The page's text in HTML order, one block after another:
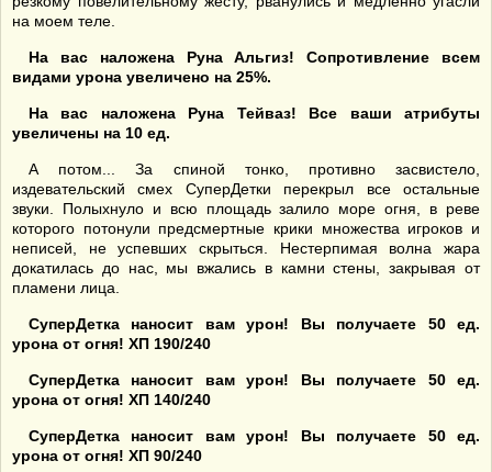
на моем теле.
На вас наложена Руна Альгиз! Сопротивление всем
видами урона увеличено на 25%.
На вас наложена Руна Тейваз! Все ваши атрибуты
увеличены на 10 ед.
А потом... За спиной тонко, противно засвистело,
издевательский смех СуперДетки перекрыл все остальные
звуки. Полыхнуло и всю площадь залило море огня, в реве
которого потонули предсмертные крики множества игроков и
неписей, не успевших скрыться. Нестерпимая волна жара
докатилась до нас, мы вжались в камни стены, закрывая от
пламени лица.
СуперДетка наносит вам урон! Вы получаете 50 ед.
урона от огня! ХП 190/240
СуперДетка наносит вам урон! Вы получаете 50 ед.
урона от огня! ХП 140/240
СуперДетка наносит вам урон! Вы получаете 50 ед.
урона от огня! ХП 90/240